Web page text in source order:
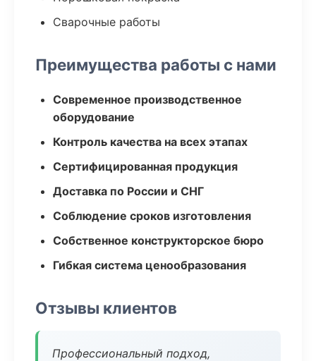
Сварочные работы
Преимущества работы с нами
Современное производственное
оборудование
Контроль качества на всех этапах
Сертифицированная продукция
Доставка по России и СНГ
Соблюдение сроков изготовления
Собственное конструкторское бюро
Гибкая система ценообразования
Отзывы клиентов
Профессиональный подход,